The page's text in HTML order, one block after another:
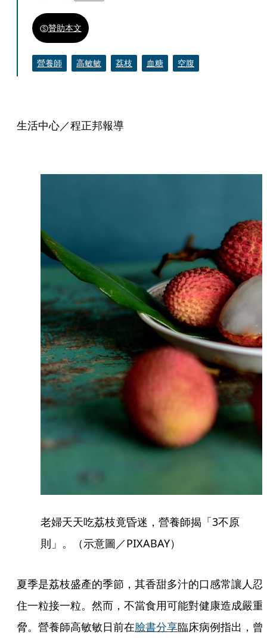
贊助本文
營養師 高敏敏 荔枝 血糖 空腹
生活中心／程正邦報導
老婦天天吃荔枝竟昏迷，營養師揭「3不原
則」。（示意圖／PIXABAY）
夏季是荔枝盛產的季節，其香甜多汁的口感常讓人忍
住一粒接一粒。然而，不當食用可能對健康造成嚴重
脅。營養師高敏敏日前在臉書分享臨床病例指出，曾